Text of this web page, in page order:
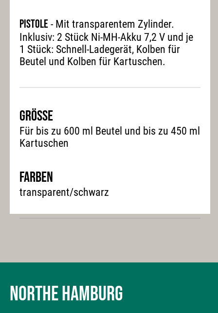
Pistole - Mit transparentem Zylinder.
Inklusiv: 2 Stück Ni-MH-Akku 7,2 V und je
1 Stück: Schnell-Ladegerät, Kolben für
Beutel und Kolben für Kartuschen.
Grösse
Für bis zu 600 ml Beutel und bis zu 450 ml
Kartuschen
Farben
transparent/schwarz
NORTHE HAMBURG